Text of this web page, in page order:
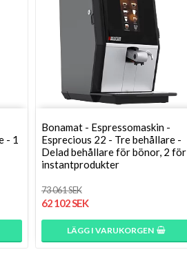
- 1
Bonamat - Espressomaskin -
Esprecious 22 - Tre behållare -
Delad behållare för bönor, 2 för
instantprodukter
73 061 SEK
62 102 SEK
LÄGG I VARUKORGEN